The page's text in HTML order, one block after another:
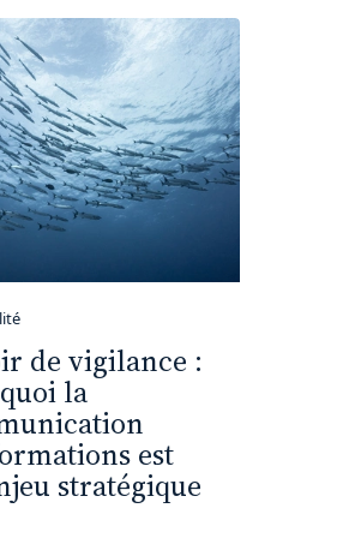
de vigilance :
la
est
stratégique